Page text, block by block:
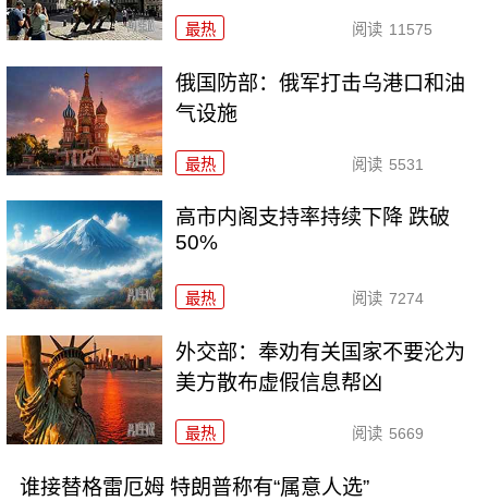
最热 阅读 11575
俄国防部：俄军打击乌港口和油
气设施
最热 阅读 5531
高市内阁支持率持续下降 跌破
50%
最热 阅读 7274
外交部：奉劝有关国家不要沦为
美方散布虚假信息帮凶
最热 阅读 5669
谁接替格雷厄姆 特朗普称有“属意人选”